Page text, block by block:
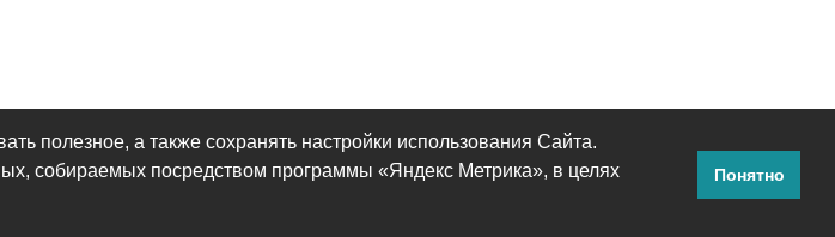
полезное, а также сохранять настройки использования Сайта.
собираемых посредством программы «Яндекс Метрика», в целях
Понятно